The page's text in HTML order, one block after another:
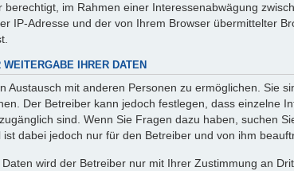
berechtigt, im Rahmen einer Interessenabwägung
IP-Adresse und der von Ihrem Browser übermittelter
IHRER DATEN
Austausch mit anderen Personen zu ermöglichen. Sie
Der Betreiber kann jedoch festlegen, dass einzelne
sind. Wenn Sie Fragen dazu haben, suchen
dabei jedoch nur für den Betreiber und von ihm
wird der Betreiber nur mit Ihrer Zustimmung an